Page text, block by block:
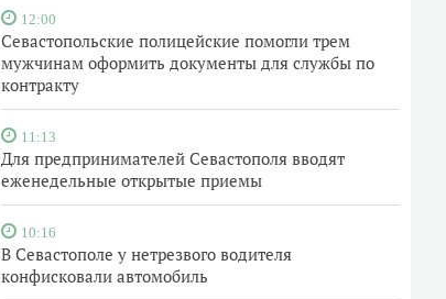
12:00
Севастопольские полицейские помогли трем
мужчинам оформить документы для службы по
контракту
11:13
Для предпринимателей Севастополя вводят
еженедельные открытые приемы
10:16
В Севастополе у нетрезвого водителя
конфисковали автомобиль